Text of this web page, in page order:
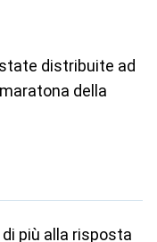
distribuite ad
della
più alla risposta